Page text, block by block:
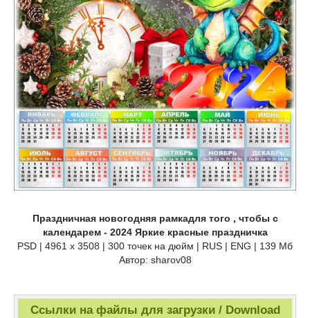
Праздничная новогодняя рамкадля того , чтобы с
календарем - 2024 Яркие красные праздничка
PSD | 4961 х 3508 | 300 точек на дюйм | RUS | ENG | 139 Мб
Автор: sharov08
Ссылки на файлы для загрузки / Download